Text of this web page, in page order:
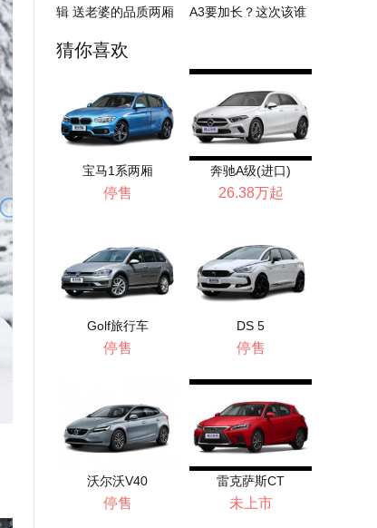
辑 送老婆的品质两厢
A3要加长？这次该谁
猜你喜欢
宝马1系两厢
停售
奔驰A级(进口)
26.38万起
Golf旅行车
停售
DS 5
停售
沃尔沃V40
停售
雷克萨斯CT
未上市